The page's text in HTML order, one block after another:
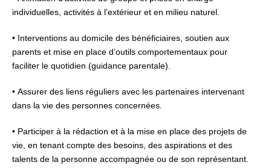
individuelles, activités à l’extérieur et en milieu naturel.
• Interventions au domicile des bénéficiaires, soutien aux
parents et mise en place d’outils comportementaux pour
faciliter le quotidien (guidance parentale).
• Assurer des liens réguliers avec les partenaires intervenant
dans la vie des personnes concernées.
• Participer à la rédaction et à la mise en place des projets de
vie, en tenant compte des besoins, des aspirations et des
talents de la personne accompagnée ou de son représentant.